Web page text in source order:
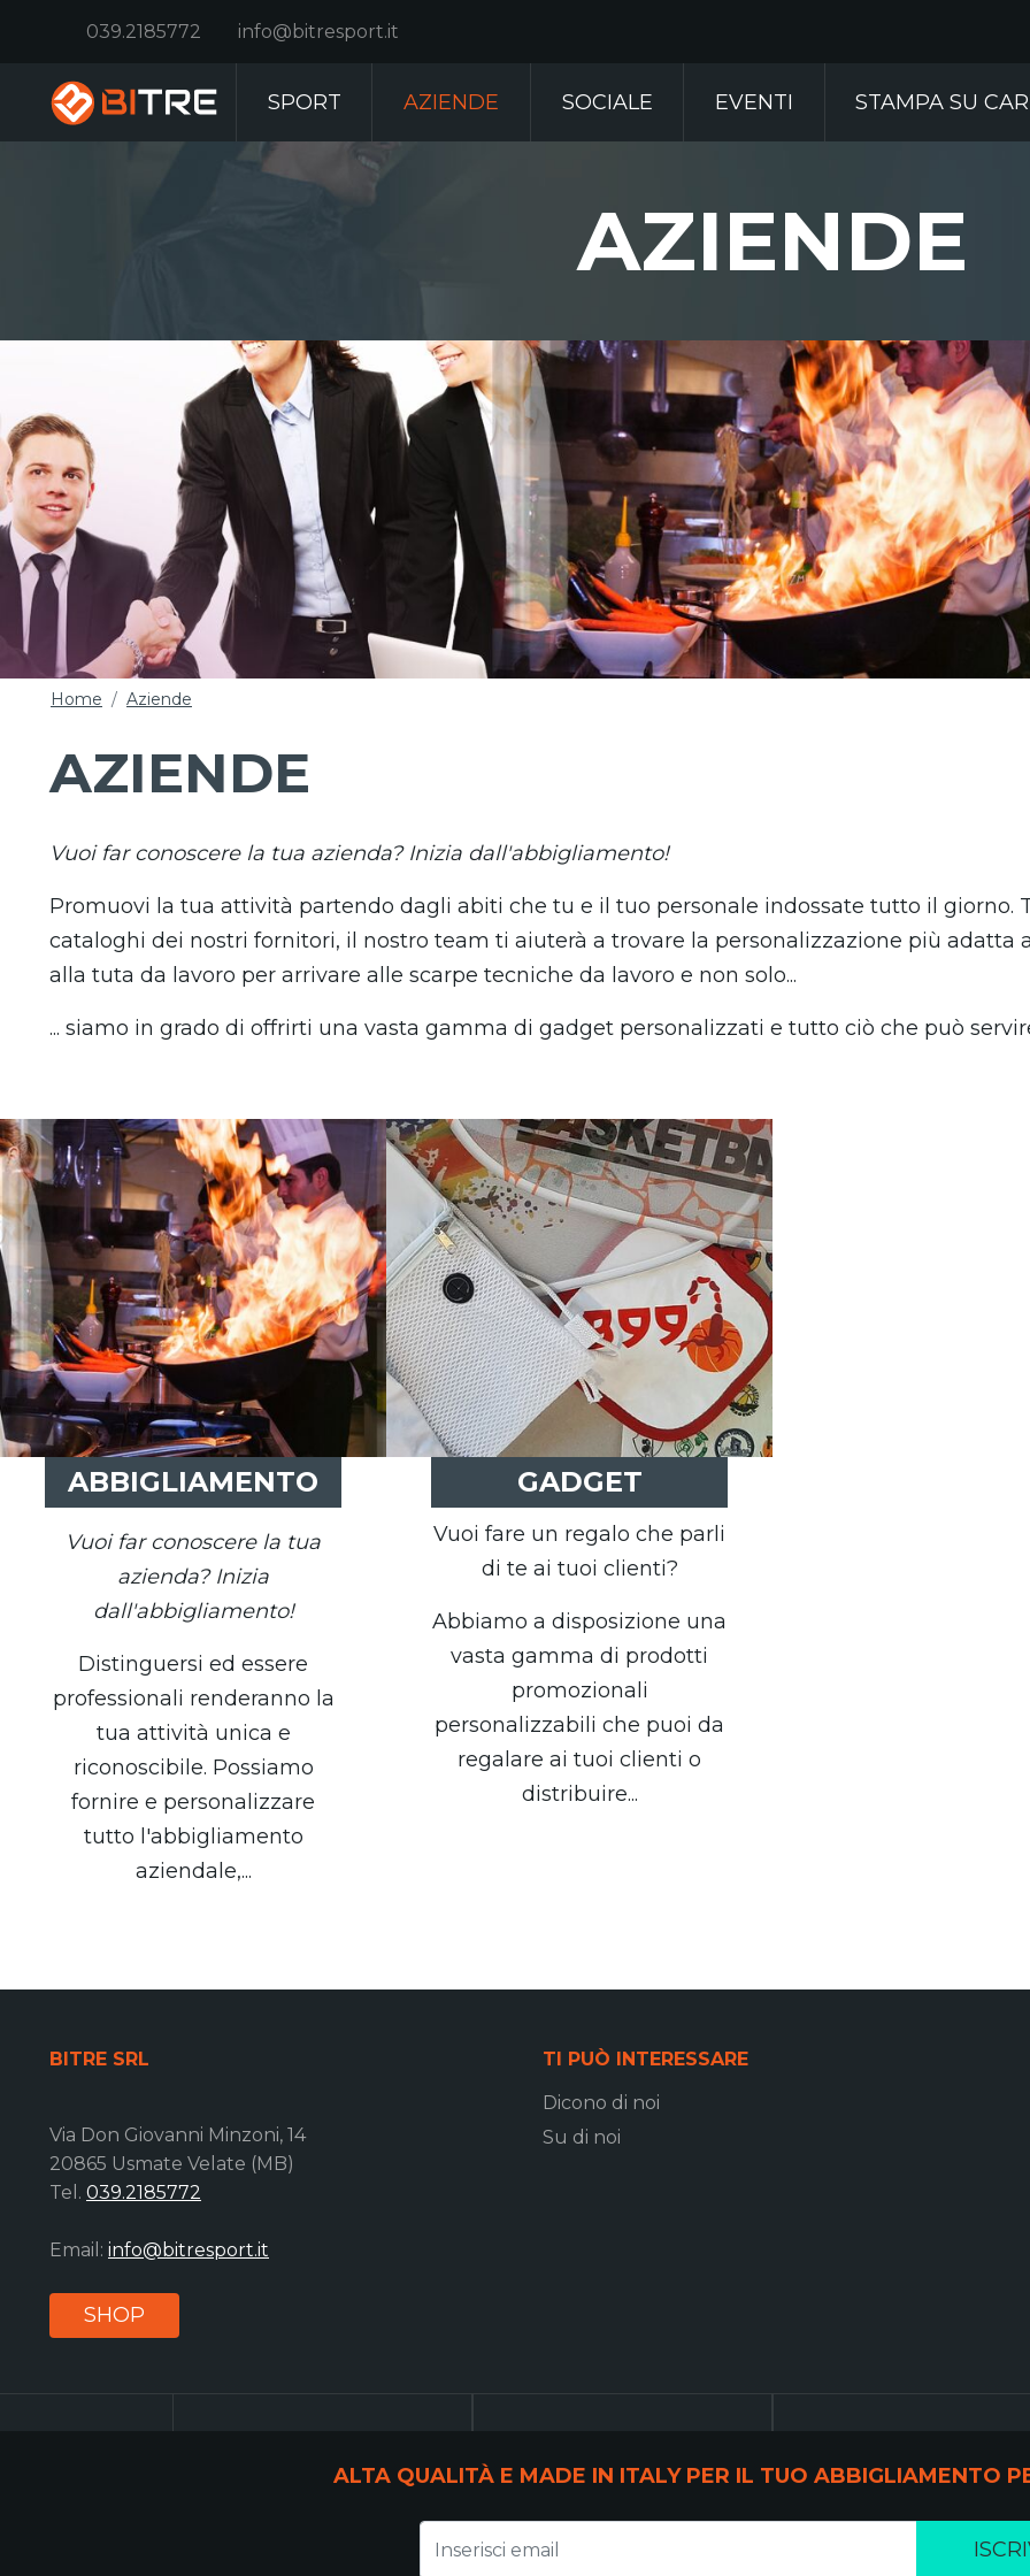
039.2185772 info@bitresport.it
SPORT AZIENDE SOCIALE EVENTI STAMPA SU
AZIENDE
Home Aziende
AZIENDE
Vuoi far conoscere la tua azienda? Inizia dall'abbigliamento!
Promuovi la tua attività partendo dagli abiti che tu e il tuo personale indossate tutto il giorno.
cataloghi dei nostri fornitori, il nostro team ti aiuterà a trovare la personalizzazione più adatta
alla tuta da lavoro per arrivare alle scarpe tecniche da lavoro e non solo...
... siamo in grado di offrirti una vasta gamma di gadget personalizzati e tutto ciò che può
ABBIGLIAMENTO
Vuoi far conoscere la tua
azienda? Inizia
dall'abbigliamento!
Distinguersi ed essere
professionali renderanno la
tua attività unica e
riconoscibile. Possiamo
fornire e personalizzare
tutto l'abbigliamento
aziendale,...
GADGET
Vuoi fare un regalo che parli
di te ai tuoi clienti?
Abbiamo a disposizione una
vasta gamma di prodotti
promozionali
personalizzabili che puoi da
regalare ai tuoi clienti o
distribuire...
BITRE SRL
Via Don Giovanni Minzoni, 14
20865 Usmate Velate (MB)
Tel. 039.2185772
Email: info@bitresport.it
SHOP
TI PUÒ INTERESSARE
Dicono di noi
Su di noi
ALTA QUALITÀ E MADE IN ITALY PER IL TUO ABBIGLIAMENTO